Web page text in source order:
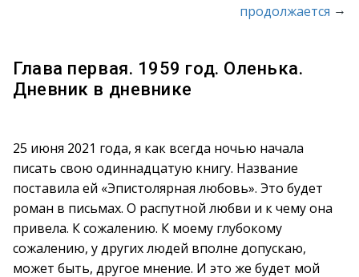
продолжается →
Глава первая. 1959 год. Оленька.
Дневник в дневнике
25 июня 2021 года, я как всегда ночью начала
писать свою одиннадцатую книгу. Название
поставила ей «Эпистолярная любовь». Это будет
роман в письмах. О распутной любви и к чему она
привела. К сожалению. К моему глубокому
сожалению, у других людей вполне допускаю,
может быть, другое мнение. И это же будет мой